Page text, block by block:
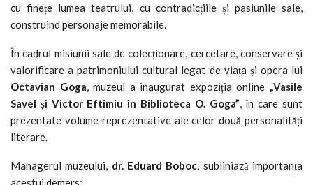
cu finețe lumea teatrului, cu contradicțiile și pasiunile sale,
construind personaje memorabile.
În cadrul misiunii sale de colecționare, cercetare, conservare și
valorificare a patrimoniului cultural legat de viața și opera lui
Octavian Goga, muzeul a inaugurat expoziția online„Vasile
Savel și Victor Eftimiu în Biblioteca O. Goga”, în care sunt
prezentate volume reprezentative ale celor două personalități
literare.
Managerul muzeului, dr. Eduard Boboc, subliniază importanța
acestui demers: